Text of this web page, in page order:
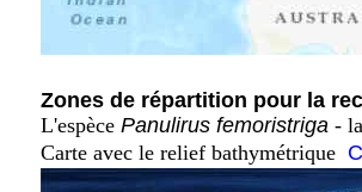
Zones de répartition pour la
L'espèce Panulirus femoristriga -
Carte avec le relief bathymétrique